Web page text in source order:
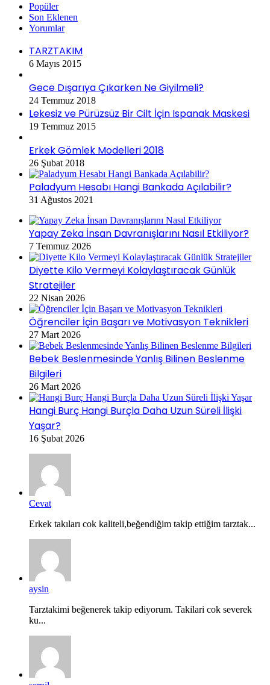
Popüler
Son Eklenen
Yorumlar
TARZTAKIM
6 Mayıs 2015
Gece Dışarıya Çıkarken Ne Giyilmeli?
24 Temmuz 2018
Lekesiz ve Pürüzsüz Bir Cilt İçin Ispanak Maskesi
19 Temmuz 2015
Erkek Gömlek Modelleri 2018
26 Şubat 2018
Paladyum Hesabı Hangi Bankada Açılabilir?
31 Ağustos 2021
Yapay Zeka İnsan Davranışlarını Nasıl Etkiliyor?
7 Temmuz 2026
Diyette Kilo Vermeyi Kolaylaştıracak Günlük
Stratejiler
22 Nisan 2026
Öğrenciler İçin Başarı ve Motivasyon Teknikleri
27 Mart 2026
Bebek Beslenmesinde Yanlış Bilinen Beslenme
Bilgileri
26 Mart 2026
Hangi Burç Hangi Burçla Daha Uzun Süreli İlişki
Yaşar?
16 Şubat 2026
Cevat
Erkek takıları cok kaliteli,beğendiğim takip ettiğim tarztak...
aysin
Tarztakimi beğenerek takip ediyorum. Takilari cok severek
ku...